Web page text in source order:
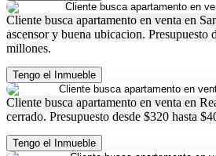
Cliente busca apartamento en venta en
ascensor y buena ubicacion. Presupuesto
millones.
Tengo el Inmueble
Cliente busca apartamento en venta en
cerrado. Presupuesto desde $320 hasta
Tengo el Inmueble